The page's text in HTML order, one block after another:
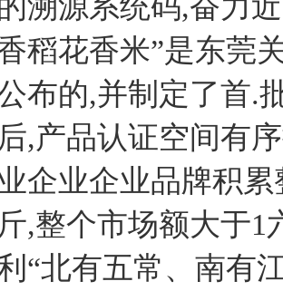
的溯源系统码,奋力
稻花香米”是东莞
布的,并制定了首.
,产品认证空间有
企业企业品牌积
,整个市场额大于
“北有五常、南有